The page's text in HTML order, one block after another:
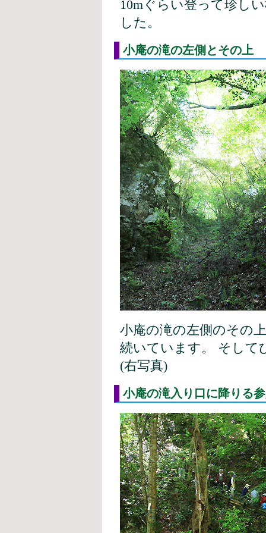
10mぐらい登って珍し
した。
小庵の滝の左側とその上
小庵の滝の左側のその
続いています。 そして
(右写真)
小庵の滝入り口に降りる